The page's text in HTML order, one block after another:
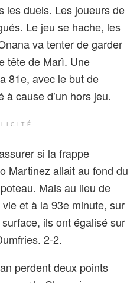
les duels. Les joueurs de
Le jeu se hache, les
va tenter de garder
tête de Marì. Une
81e, avec le but de
cause d’un hors jeu.
si la frappe
Martinez allait au fond du
Mais au lieu de
et à la 93e minute, sur
ils ont égalisé sur
2-2.
perdent deux points